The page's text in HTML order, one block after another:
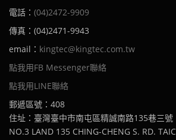
電話： (04)2472-9909
傳真：(04)2471-9943
email： kingtec@kingtec.com.tw
點我用FB Messenger聯絡
點我用LINE聯絡
郵遞區號：408
住址：臺灣臺中市南屯區精誠南路135巷三號
NO.3 LAND 135 CHING-CHENG S. RD.